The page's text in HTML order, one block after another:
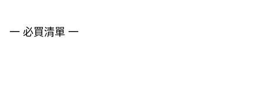
一 必買清單 一